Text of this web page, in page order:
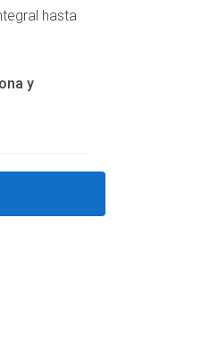
física
y eventos
que este
hasta
y